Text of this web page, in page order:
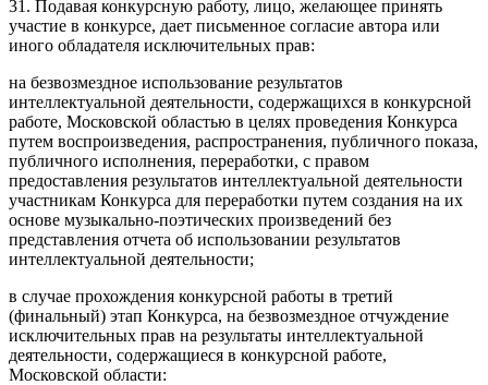
31. Подавая конкурсную работу, лицо, желающее принять
участие в конкурсе, дает письменное согласие автора или
иного обладателя исключительных прав:
на безвозмездное использование результатов
интеллектуальной деятельности, содержащихся в конкурсной
работе, Московской областью в целях проведения Конкурса
путем воспроизведения, распространения, публичного показа,
публичного исполнения, переработки, с правом
предоставления результатов интеллектуальной деятельности
участникам Конкурса для переработки путем создания на их
основе музыкально-поэтических произведений без
представления отчета об использовании результатов
интеллектуальной деятельности;
в случае прохождения конкурсной работы в третий
(финальный) этап Конкурса, на безвозмездное отчуждение
исключительных прав на результаты интеллектуальной
деятельности, содержащиеся в конкурсной работе,
Московской области: